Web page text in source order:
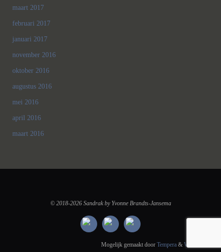
maart 2017
februari 2017
januari 2017
november 2016
oktober 2016
augustus 2016
mei 2016
april 2016
maart 2016
© 2018-2026 Sandrak by Yvonne Brandts-Jansema
Mogelijk gemaakt door Tempera & WordPress.